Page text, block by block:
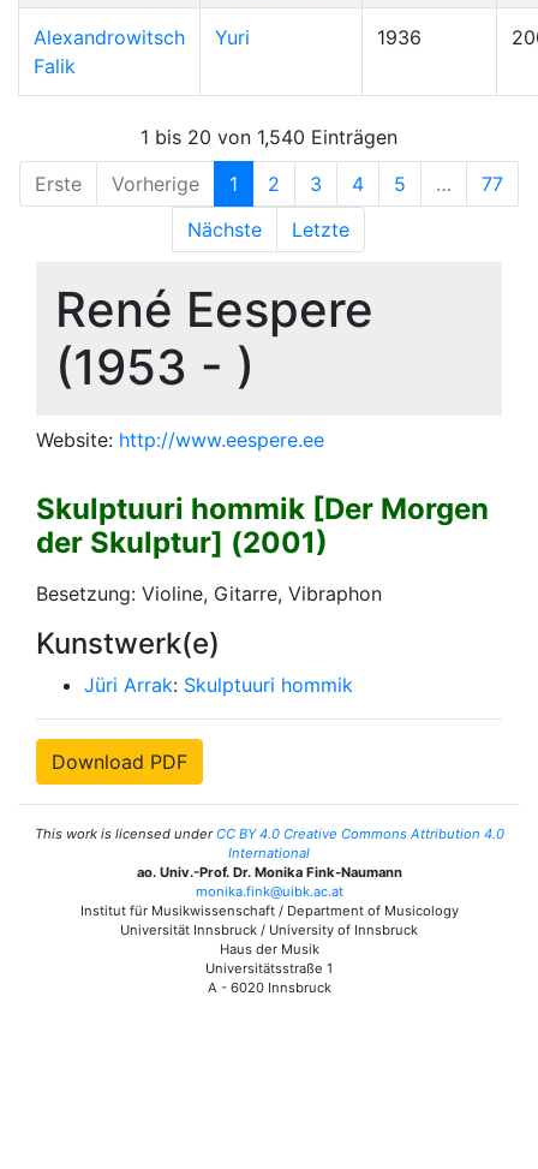
Alexandrowitsch
Falik
Yuri 1936
1 bis 20 von 1,540 Einträgen
Erste
Vorherige 1 2 3 4 5 …
77
Nächste
Letzte
René Eespere
(1953 - )
Website: http://www.eespere.ee
Skulptuuri hommik [Der Morgen
der Skulptur] (2001)
Besetzung: Violine, Gitarre, Vibraphon
Kunstwerk(e)
Jüri Arrak: Skulptuuri hommik
Download PDF
This work is licensed underCC BY 4.0 Creative Commons Attribution 4.0
International
ao. Univ.-Prof. Dr. Monika Fink-Naumann
monika.fink@uibk.ac.at
Institut für Musikwissenschaft / Department of Musicology
Universität Innsbruck / University of Innsbruck
Haus der Musik
Universitätsstraße 1
A - 6020 Innsbruck